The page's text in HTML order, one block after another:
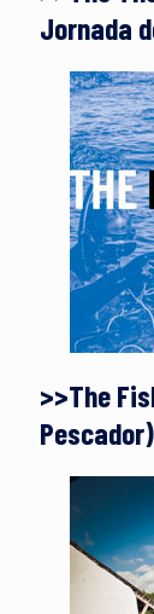
Jornada
>>The
Pescador)